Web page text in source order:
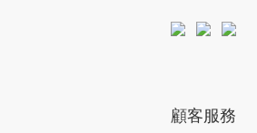
顧客服務